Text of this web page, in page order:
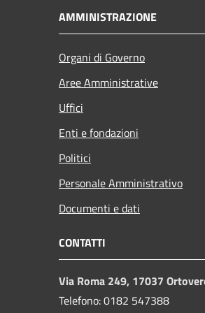
AMMINISTRAZIONE
Organi di Governo
Aree Amministrative
Uffici
Enti e fondazioni
Politici
Personale Amministrativo
Documenti e dati
CONTATTI
Via Roma 249, 17037
Telefono: 0182 547388